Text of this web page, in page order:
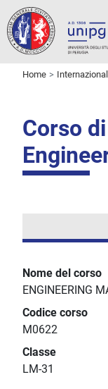
Home
Corso
Nome del corso
ENGINEERING
Codice corso
M0622
Classe
LM-31